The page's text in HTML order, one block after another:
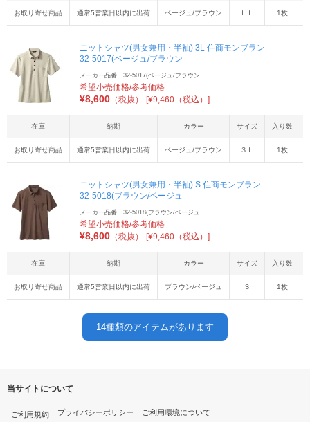
お取り寄せ商品 通常5営業日以内に出荷 ベージュ/ブラウン ＬＬ 1枚
ニットシャツ(男女兼用・半袖) 3L 住商モンブラン
32-5017(ベージュ/ブラウン
メーカー品番：32-5017(ベージュ/ブラウン
希望小売価格/参考価格
¥8,600 （税抜） [¥9,460（税込）]
在庫 納期 カラー サイズ 入り数
お取り寄せ商品 通常5営業日以内に出荷 ベージュ/ブラウン ３Ｌ 1枚
ニットシャツ(男女兼用・半袖) S 住商モンブラン
32-5018(ブラウン/ベージュ
メーカー品番：32-5018(ブラウン/ベージュ
希望小売価格/参考価格
¥8,600 （税抜） [¥9,460（税込）]
在庫 納期 カラー サイズ 入り数
お取り寄せ商品 通常5営業日以内に出荷 ブラウン/ベージュ Ｓ 1枚
14種類のアイテムがあります
当サイトについて
ご利用規約 プライバシーポリシー ご利用環境について